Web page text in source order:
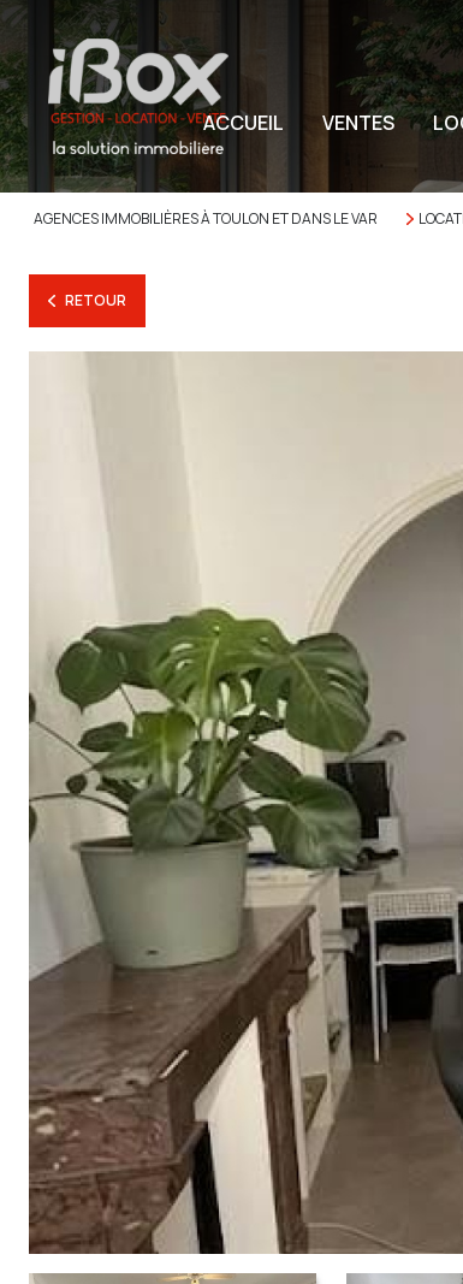
ACCUEIL VENTES
AGENCES IMMOBILIÈRES À TOULON ET DANS LE VAR
RETOUR